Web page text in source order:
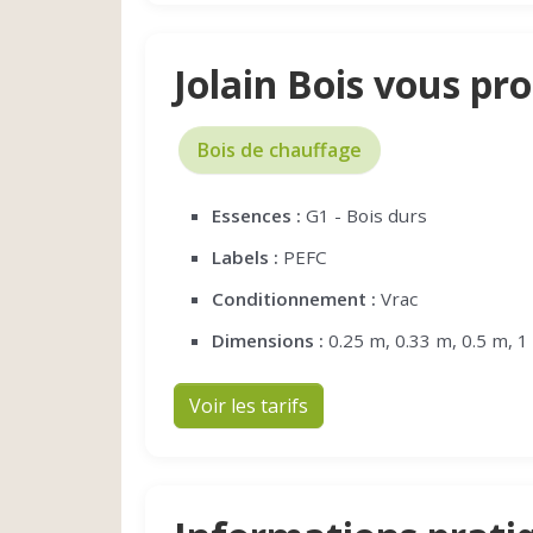
Jolain Bois vous
Bois de chauffage
Essences : G1 - Bois durs
Labels : PEFC
Conditionnement : Vrac
Dimensions : 0.25 m, 0.33 m, 0.5 m, 1
Voir les tarifs